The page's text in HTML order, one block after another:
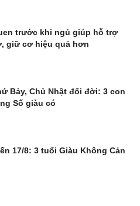
trước khi ngủ giúp hỗ trợ
giữ cơ hiệu quả hơn
Bảy, Chủ Nhật đổi đời: 3 con
Số giàu có
17/8: 3 tuổi Giàu Không Cản